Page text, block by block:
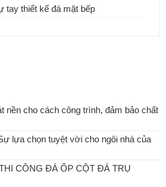
tay thiết kế đá mặt bếp
nền cho cách công trình, đảm bảo chất
lựa chọn tuyệt vời cho ngôi nhà của
CÔNG ĐÁ ỐP CỘT ĐÁ TRỤ
tắm mẫu 2018 đẹp và sang trọng